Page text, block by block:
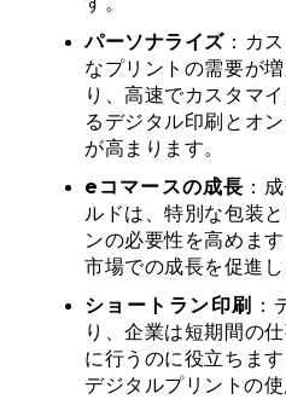
パーソナライズ ：カ
なプリントの需要が
り、高速でカスタマ
るデジタル印刷とオ
が高まります。
eコマースの成長 ：
ルドは、特別な包装
ンの必要性を高めま
市場での成長を促進し
ショートラン印刷
：
り、企業は短期間の
に行うのに役立ちま
デジタルプリントの使